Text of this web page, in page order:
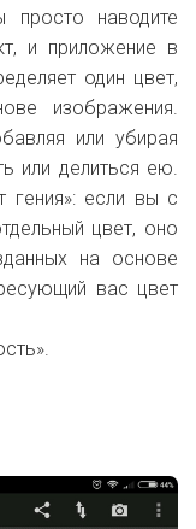
наводите
и приложение в
один цвет,
изображения.
или убирая
или делиться ею.
если вы с
цвет, оно
на основе
вас цвет